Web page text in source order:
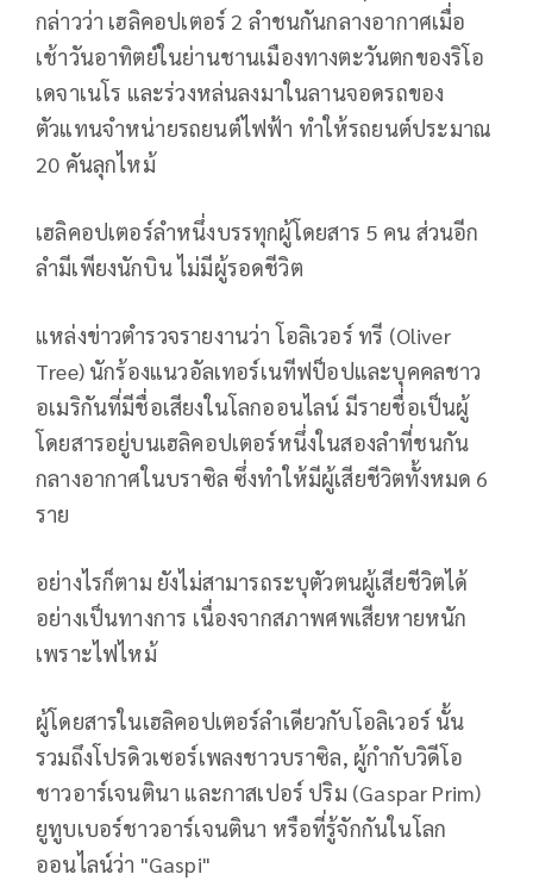
กล่าวว่า เฮลิคอปเตอร์ 2 ลำชนกันกลางอากาศเมื่อ
เช้าวันอาทิตย์ในย่านชานเมืองทางตะวันตกของริโอ
เดจาเนโร และร่วงหล่นลงมาในลานจอดรถของ
ตัวแทนจำหน่ายรถยนต์ไฟฟ้า ทำให้รถยนต์ประมาณ
20 คันลุกไหม้
เฮลิคอปเตอร์ลำหนึ่งบรรทุกผู้โดยสาร 5 คน ส่วนอีก
ลำมีเพียงนักบิน ไม่มีผู้รอดชีวิต
แหล่งข่าวตำรวจรายงานว่า โอลิเวอร์ ทรี (Oliver
Tree) นักร้องแนวอัลเทอร์เนทีฟป็อปและบุคคลชาว
อเมริกันที่มีชื่อเสียงในโลกออนไลน์ มีรายชื่อเป็นผู้
โดยสารอยู่บนเฮลิคอปเตอร์หนึ่งในสองลำที่ชนกัน
กลางอากาศในบราซิล ซึ่งทำให้มีผู้เสียชีวิตทั้งหมด 6
ราย
อย่างไรก็ตาม ยังไม่สามารถระบุตัวตนผู้เสียชีวิตได้
อย่างเป็นทางการ เนื่องจากสภาพศพเสียหายหนัก
เพราะไฟไหม้
ผู้โดยสารในเฮลิคอปเตอร์ลำเดียวกับโอลิเวอร์ นั้น
รวมถึงโปรดิวเซอร์เพลงชาวบราซิล, ผู้กำกับวิดีโอ
ชาวอาร์เจนตินา และกาสเปอร์ ปริม (Gaspar Prim)
ยูทูบเบอร์ชาวอาร์เจนตินา หรือที่รู้จักกันในโลก
ออนไลน์ว่า "Gaspi"